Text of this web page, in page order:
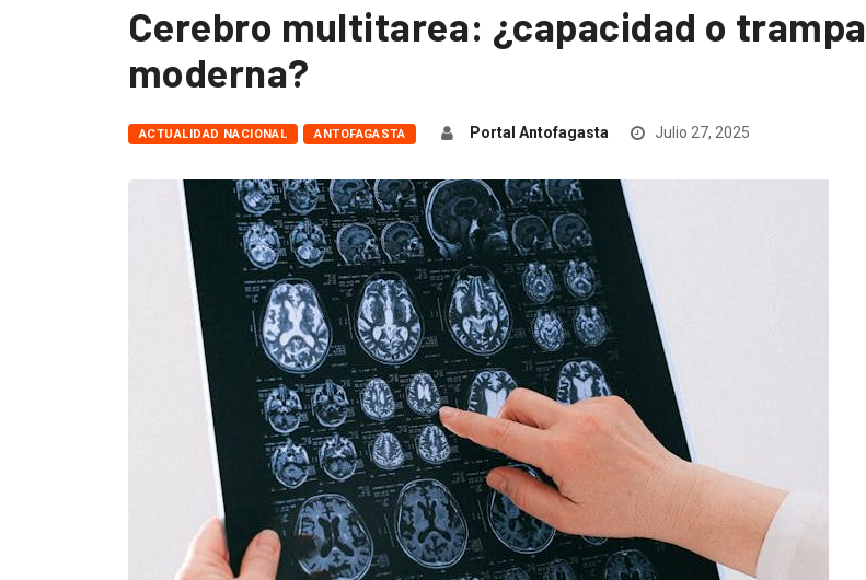
Cerebro multitarea: ¿capacidad o trampa
moderna?
ACTUALIDAD NACIONAL ANTOFAGASTA Portal Antofagasta Julio 27, 2025